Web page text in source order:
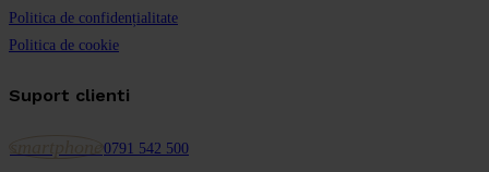
Politica de confidențialitate
Politica de cookie
Suport clienti
0791 542 500